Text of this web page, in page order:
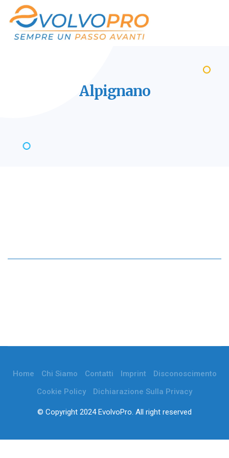
Alpignano
Home Chi Siamo Contatti Imprint
Disconoscimento
Cookie Policy
Dichiarazione Sulla Privacy
© Copyright 2024 EvolvoPro. All right reserved